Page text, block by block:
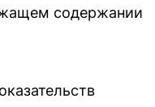
содержании